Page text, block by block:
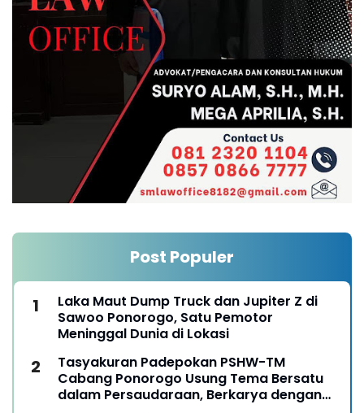
Post Populer
Laka Maut Dump Truck dan Jupiter Z di
Sawoo Ponorogo, Satu Pemotor
Meninggal Dunia di Lokasi
Tasyakuran Padepokan PSHW-TM
Cabang Ponorogo Usung Tema Bersatu
dalam Persaudaraan, Berkarya dengan